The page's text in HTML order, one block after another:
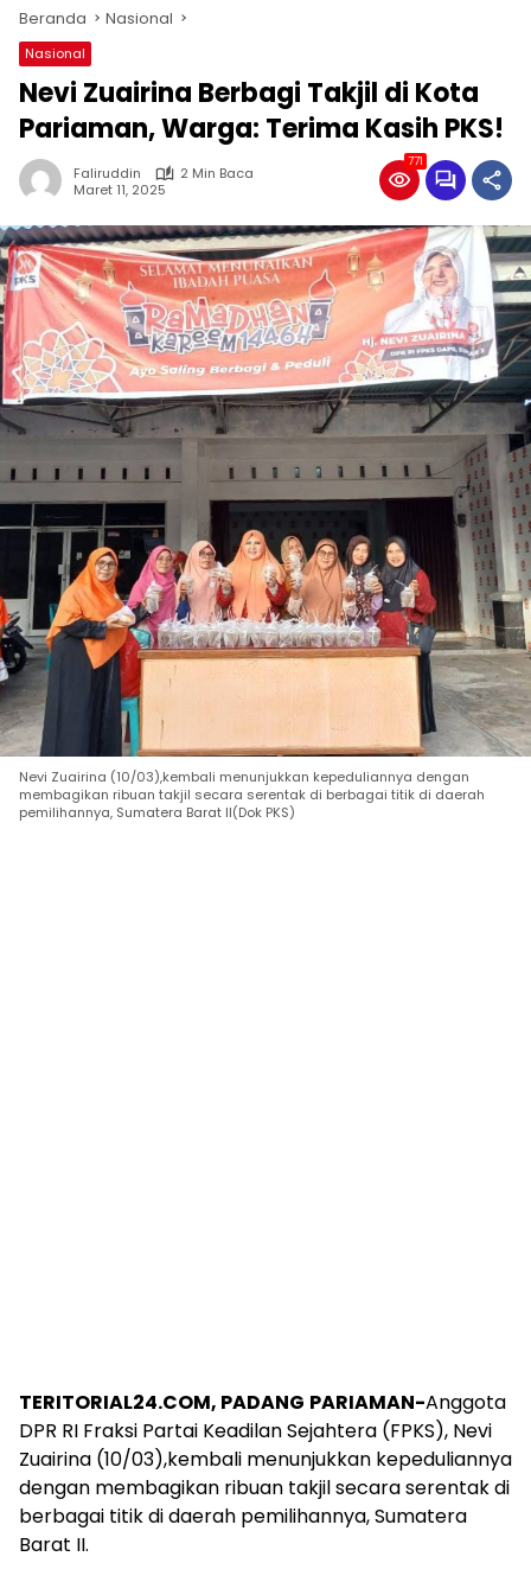
Beranda Nasional
Nasional
Nevi Zuairina Berbagi Takjil di Kota
Pariaman, Warga: Terima Kasih PKS!
Faliruddin
2 Min Baca
Maret 11, 2025
771
Nevi Zuairina (10/03),kembali menunjukkan kepeduliannya dengan
membagikan ribuan takjil secara serentak di berbagai titik di daerah
pemilihannya, Sumatera Barat II(Dok PKS)
TERITORIAL24.COM, PADANG PARIAMAN-Anggota
DPR RI Fraksi Partai Keadilan Sejahtera (FPKS), Nevi
Zuairina (10/03),kembali menunjukkan kepeduliannya
dengan membagikan ribuan takjil secara serentak di
berbagai titik di daerah pemilihannya, Sumatera
Barat II.